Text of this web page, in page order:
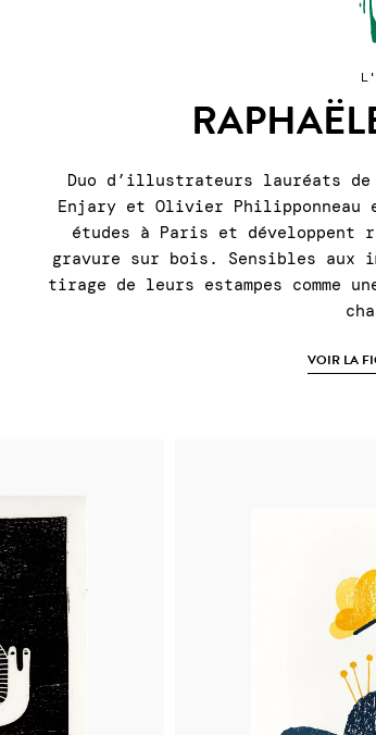
Duo d’illustrateurs lauréats de
Enjary et Olivier Philipponneau
études à Paris et développent
gravure sur bois. Sensibles
tirage de leurs estampes comme
VOIR LA